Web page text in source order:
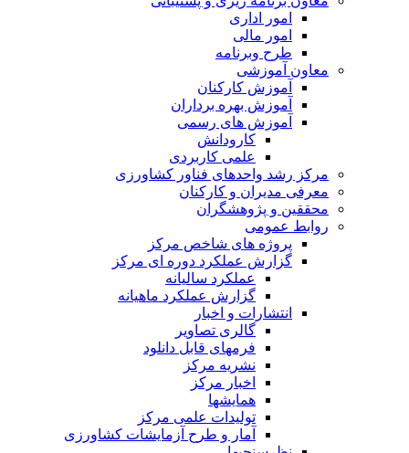
امور اداری
امور مالی
طرح وبرنامه
معاون آموزشی
آموزش کارکنان
آموزش بهره برداران
آموزش های رسمی
کارودانش
علمی کاربردی
مرکز رشد واحدهای فناور کشاورزی
معرفی مدیران و کارکنان
محققین و پژوهشگران
روابط عمومی
پروژه های شاخص مرکز
گزارش عملکرد دوره ای مرکز
عملکرد سالیانه
گزارش عملکرد ماهیانه
انتشارات و اخبار
گالری تصاویر
فرمهای قابل دانلود
نشریه مرکز
اخبار مرکز
همایشها
تولیدات علمی مرکز
آمار و طرح آزمایشات کشاورزی